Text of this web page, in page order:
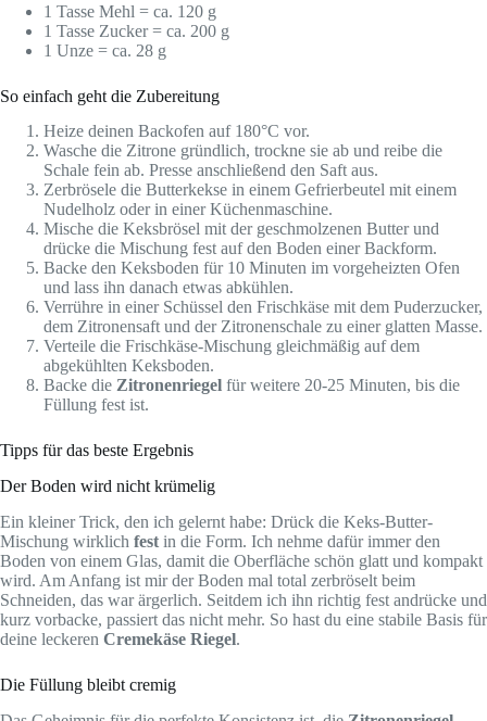
1 Tasse Mehl = ca. 120 g
1 Tasse Zucker = ca. 200 g
1 Unze = ca. 28 g
So einfach geht die Zubereitung
Heize deinen Backofen auf 180°C vor.
Wasche die Zitrone gründlich, trockne sie ab und reibe die
Schale fein ab. Presse anschließend den Saft aus.
Zerbrösele die Butterkekse in einem Gefrierbeutel mit einem
Nudelholz oder in einer Küchenmaschine.
Mische die Keksbrösel mit der geschmolzenen Butter und
drücke die Mischung fest auf den Boden einer Backform.
Backe den Keksboden für 10 Minuten im vorgeheizten Ofen
und lass ihn danach etwas abkühlen.
Verrühre in einer Schüssel den Frischkäse mit dem Puderzucker,
dem Zitronensaft und der Zitronenschale zu einer glatten Masse.
Verteile die Frischkäse-Mischung gleichmäßig auf dem
abgekühlten Keksboden.
Backe die Zitronenriegel für weitere 20-25 Minuten, bis die
Füllung fest ist.
Tipps für das beste Ergebnis
Der Boden wird nicht krümelig
Ein kleiner Trick, den ich gelernt habe: Drück die Keks-Butter-
Mischung wirklich fest in die Form. Ich nehme dafür immer den
Boden von einem Glas, damit die Oberfläche schön glatt und kompakt
wird. Am Anfang ist mir der Boden mal total zerbröselt beim
Schneiden, das war ärgerlich. Seitdem ich ihn richtig fest andrücke und
kurz vorbacke, passiert das nicht mehr. So hast du eine stabile Basis für
deine leckeren Cremekäse Riegel.
Die Füllung bleibt cremig